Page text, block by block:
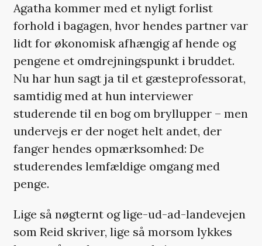
Agatha kommer med et nyligt forlist
forhold i bagagen, hvor hendes partner var
lidt for økonomisk afhængig af hende og
pengene et omdrejningspunkt i bruddet.
Nu har hun sagt ja til et gæsteprofessorat,
samtidig med at hun interviewer
studerende til en bog om bryllupper – men
undervejs er der noget helt andet, der
fanger hendes opmærksomhed: De
studerendes lemfældige omgang med
penge.
Lige så nøgternt og lige-ud-ad-landevejen
som Reid skriver, lige så morsom lykkes